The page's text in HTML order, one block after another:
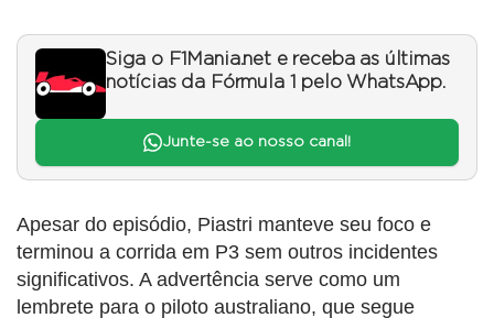
Siga o F1Mania.net e receba as últimas
notícias da Fórmula 1 pelo WhatsApp.
Junte-se ao nosso canal!
Apesar do episódio, Piastri manteve seu foco e
terminou a corrida em P3 sem outros incidentes
significativos. A advertência serve como um
lembrete para o piloto australiano, que segue